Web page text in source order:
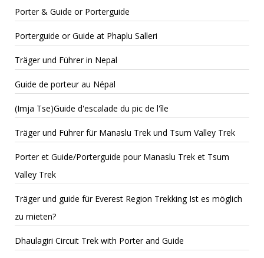
Porter & Guide or Porterguide
Porterguide or Guide at Phaplu Salleri
Träger und Führer in Nepal
Guide de porteur au Népal
(Imja Tse)Guide d'escalade du pic de l'île
Träger und Führer für Manaslu Trek und Tsum Valley Trek
Porter et Guide/Porterguide pour Manaslu Trek et Tsum
Valley Trek
Träger und guide für Everest Region Trekking Ist es möglich
zu mieten?
Dhaulagiri Circuit Trek with Porter and Guide